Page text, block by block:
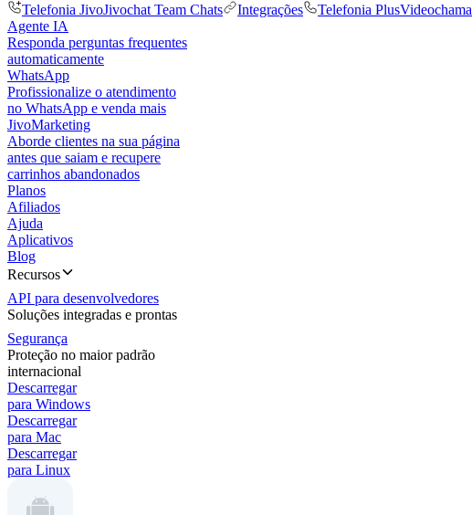
Telefonia JivoJivochat Team Chats Integrações Telefonia Plus
Agente IA
Responda perguntas frequentes
automaticamente
WhatsApp
Profissionalize o atendimento
no WhatsApp e venda mais
JivoMarketing
Aborde clientes na sua página
antes que saiam e recupere
carrinhos abandonados
Planos
Afiliados
Ajuda
Aplicativos
Blog
Recursos
API para desenvolvedores
Soluções integradas e prontas
Segurança
Proteção no maior padrão
internacional
Descarregar
para Windows
Descarregar
para Mac
Descarregar
para Linux